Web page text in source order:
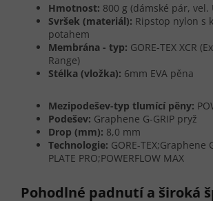
Hmotnost: 800 g (dámské pár, vel.
Svršek (materiál): Ripstop nylon s
potahem
Membrána - typ: GORE-TEX XCR
Range)
Stélka (vložka): 6mm EVA pěna
Mezipodešev-typ tlumící pěny:
Podešev: Graphene G-GRIP pryž
Drop (mm): 8,0 mm
Technologie: GORE-TEX;Graphene
PLATE PRO;POWERFLOW MAX
Pohodlné padnutí a široká